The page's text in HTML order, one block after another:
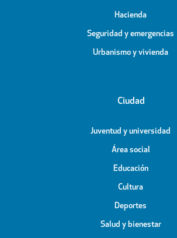
Hacienda
Seguridad y emergencias
Urbanismo y vivienda
Ciudad
Juventud y universidad
Área social
Educación
Cultura
Deportes
Salud y bienestar